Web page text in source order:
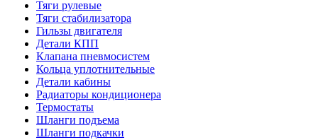
Тяги рулевые
Тяги стабилизатора
Гильзы двигателя
Детали КПП
Клапана пневмосистем
Кольца уплотнительные
Детали кабины
Радиаторы кондиционера
Термостаты
Шланги подъема
Шланги подкачки